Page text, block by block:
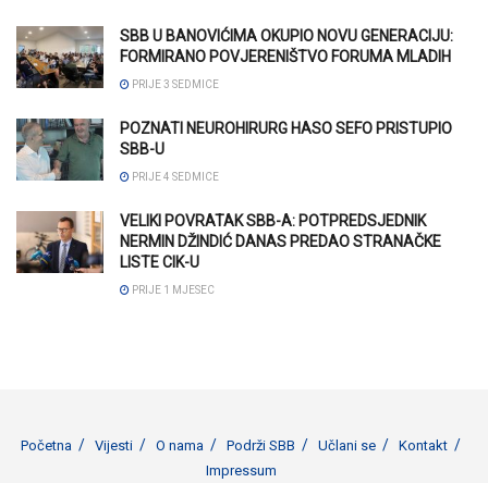
SBB U BANOVIĆIMA OKUPIO NOVU GENERACIJU:
FORMIRANO POVJERENIŠTVO FORUMA MLADIH
PRIJE 3 SEDMICE
POZNATI NEUROHIRURG HASO SEFO PRISTUPIO
SBB-U
PRIJE 4 SEDMICE
VELIKI POVRATAK SBB-A: POTPREDSJEDNIK
NERMIN DŽINDIĆ DANAS PREDAO STRANAČKE
LISTE CIK-U
PRIJE 1 MJESEC
Početna Vijesti O nama Podrži SBB Učlani se
Kontakt
Impressum